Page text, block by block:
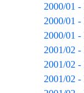
2000/01 -
2000/01 -
2000/01 -
2001/02 -
2001/02 -
2001/02 -